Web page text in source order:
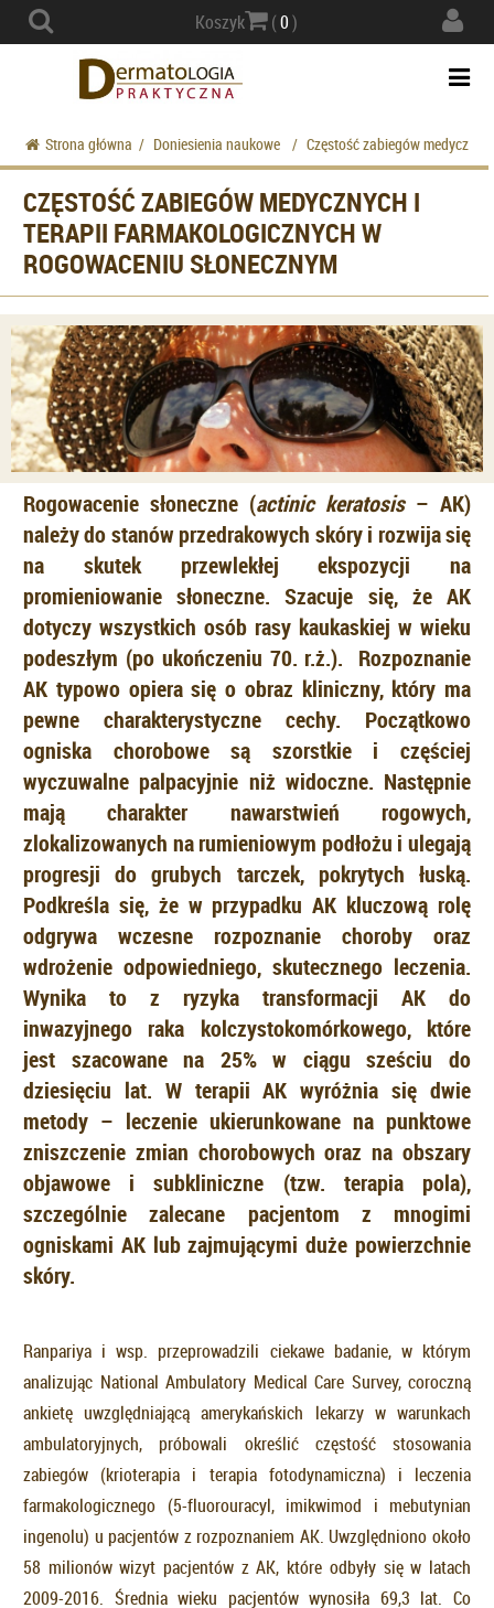
Koszyk (0)
Strona główna / Doniesienia naukowe / Częstość zabiegów
CZĘSTOŚĆ ZABIEGÓW MEDYCZNYCH I
TERAPII FARMAKOLOGICZNYCH W
ROGOWACENIU SŁONECZNYM
Rogowacenie słoneczne (actinic keratosis– AK)
należy do stanów przedrakowych skóry i rozwija się
na skutek przewlekłej ekspozycji na
promieniowanie słoneczne. Szacuje się, że AK
dotyczy wszystkich osób rasy kaukaskiej w wieku
podeszłym (po ukończeniu 70. r.ż.). Rozpoznanie
AK typowo opiera się o obraz kliniczny, który ma
pewne charakterystyczne cechy. Początkowo
ogniska chorobowe są szorstkie i częściej
wyczuwalne palpacyjnie niż widoczne. Następnie
mają charakter nawarstwień rogowych,
zlokalizowanych na rumieniowym podłożu i ulegają
progresji do grubych tarczek, pokrytych łuską.
Podkreśla się, że w przypadku AK kluczową rolę
odgrywa wczesne rozpoznanie choroby oraz
wdrożenie odpowiedniego, skutecznego leczenia.
Wynika to z ryzyka transformacji AK do
inwazyjnego raka kolczystokomórkowego, które
jest szacowane na 25% w ciągu sześciu do
dziesięciu lat. W terapii AK wyróżnia się dwie
metody – leczenie ukierunkowane na punktowe
zniszczenie zmian chorobowych oraz na obszary
objawowe i subkliniczne (tzw. terapia pola),
szczególnie zalecane pacjentom z mnogimi
ogniskami AK lub zajmującymi duże powierzchnie
skóry.
Ranpariya i wsp. przeprowadzili ciekawe badanie, w którym
analizując National Ambulatory Medical Care Survey, coroczną
ankietę uwzględniającą amerykańskich lekarzy w warunkach
ambulatoryjnych, próbowali określić częstość stosowania
zabiegów (krioterapia i terapia fotodynamiczna) i leczenia
farmakologicznego (5-fluorouracyl, imikwimod i mebutynian
ingenolu) u pacjentów z rozpoznaniem AK. Uwzględniono około
58 milionów wizyt pacjentów z AK, które odbyły się w latach
2009-2016. Średnia wieku pacjentów wynosiła 69,3 lat. Co